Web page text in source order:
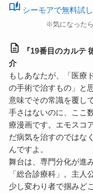
auto_stories シーモアで無料試
※気になった
description
『19番目のカルテ
介
もしあなたが、「医療
の手術で治すもの」と
意味でその常識を覆し
手さはないのに、ここ
療漫画です。
エモスコ
だ病気を治すのではな
んですよ。
舞台は、専門分化が進
「総合診療科」。主人
少し変わり者で掴みど